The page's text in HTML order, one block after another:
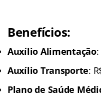
Benefícios:
Auxílio Alimentação:
Auxílio Transporte:
Plano de Saúde